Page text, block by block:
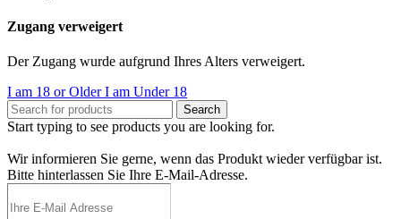
Zugang verweigert
Der Zugang wurde aufgrund Ihres Alters verweigert.
I am 18 or OlderI am Under 18
Search
Start typing to see products you are looking for.
Wir informieren Sie gerne, wenn das Produkt wieder verfügbar ist.
Bitte hinterlassen Sie Ihre E-Mail-Adresse.